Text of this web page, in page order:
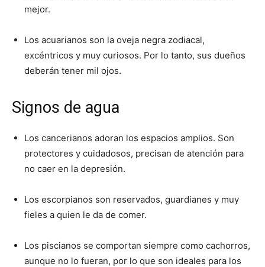
mejor.
Los acuarianos son la oveja negra zodiacal,
excéntricos y muy curiosos. Por lo tanto, sus dueños
deberán tener mil ojos.
Signos de agua
Los cancerianos adoran los espacios amplios. Son
protectores y cuidadosos, precisan de atención para
no caer en la depresión.
Los escorpianos son reservados, guardianes y muy
fieles a quien le da de comer.
Los piscianos se comportan siempre como cachorros,
aunque no lo fueran, por lo que son ideales para los